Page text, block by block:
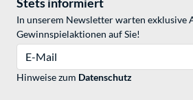
In unserem Newsletter warten exklusive
Gewinnspielaktionen auf Sie!
Hinweise zum Datenschutz